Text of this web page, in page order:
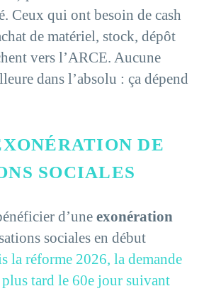
Ceux qui ont besoin de cash
de matériel, stock, dépôt
vers l’ARCE. Aucune
dans l’absolu : ça dépend
DE
SOCIALES
d’une exonération
sociales en début
la réforme 2026, la demande
tard le 60e jour suivant